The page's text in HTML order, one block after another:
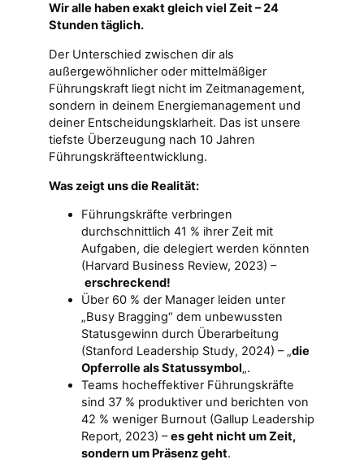
Wir alle haben exakt gleich viel Zeit – 24
Stunden täglich.
Der Unterschied zwischen dir als
außergewöhnlicher oder mittelmäßiger
Führungskraft liegt nicht im Zeitmanagement,
sondern in deinem Energiemanagement und
deiner Entscheidungsklarheit. Das ist unsere
tiefste Überzeugung nach 10 Jahren
Führungskräfteentwicklung.
Was zeigt uns die Realität:
Führungskräfte verbringen
durchschnittlich 41 % ihrer Zeit mit
Aufgaben, die delegiert werden könnten
(Harvard Business Review, 2023) –
erschreckend!
Über 60 % der Manager leiden unter
„Busy Bragging“ dem unbewussten
Statusgewinn durch Überarbeitung
(Stanford Leadership Study, 2024) – „die
Opferrolle als Statussymbol„.
Teams hocheffektiver Führungskräfte
sind 37 % produktiver und berichten von
42 % weniger Burnout (Gallup Leadership
Report, 2023) –es geht nicht um Zeit,
sondern um Präsenz geht.